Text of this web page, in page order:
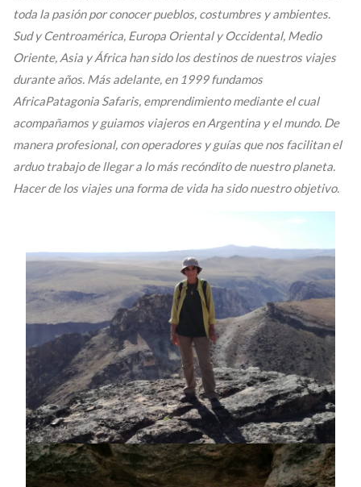
toda la pasión por conocer pueblos, costumbres y ambientes.
Sud y Centroamérica, Europa Oriental y Occidental, Medio
Oriente, Asia y África han sido los destinos de nuestros viajes
durante años. Más adelante, en 1999 fundamos
AfricaPatagonia Safaris, emprendimiento mediante el cual
acompañamos y guiamos viajeros en Argentina y el mundo. De
manera profesional, con operadores y guías que nos facilitan el
arduo trabajo de llegar a lo más recóndito de nuestro planeta.
Hacer de los viajes una forma de vida ha sido nuestro objetivo.